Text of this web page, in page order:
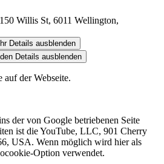
Willis St, 6011 Wellington,
Details ausblenden
Details ausblenden
der Webseite.
der von Google betriebenen Seite
ist die YouTube, LLC, 901 Cherry
USA. Wenn möglich wird hier als
Option verwendet.